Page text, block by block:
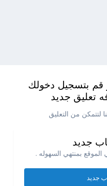
بتسجيل دخولك
تعليق جديد
لتتمكن من التعليق
جديد
بمنتهي السهوله .
جديد